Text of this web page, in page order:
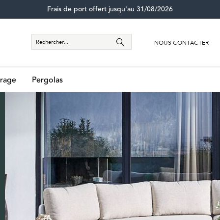
Frais de port offert jusqu'au 31/08/2026
NOUS CONTACTER
Pergolas